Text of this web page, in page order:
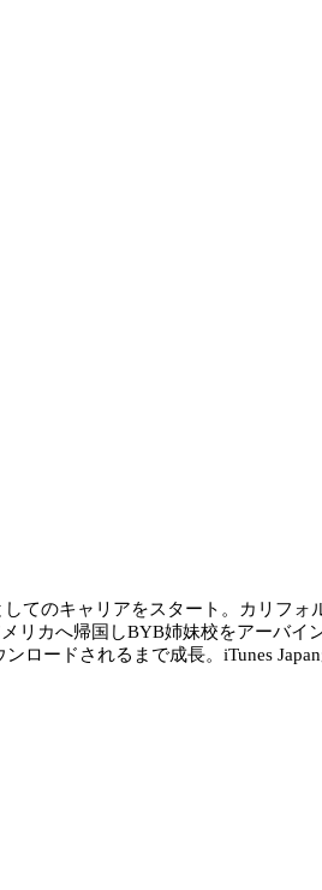
てのキャリアをスタート。カリフォ
リカへ帰国しBYB姉妹校をアーバイ
ードされるまで成長。iTunes Japan